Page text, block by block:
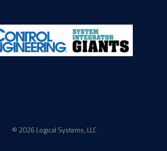
© 2026 Logical Systems, LLC